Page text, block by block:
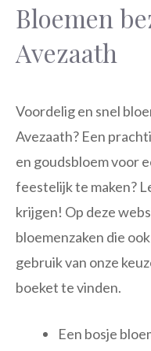
Bloemen
Avezaath
Voordelig en snel
Avezaath? Een
en goudsbloem voor
feestelijk te maken?
krijgen! Op deze
bloemenzaken die
gebruik van onze
boeket te vinden.
Een bosje